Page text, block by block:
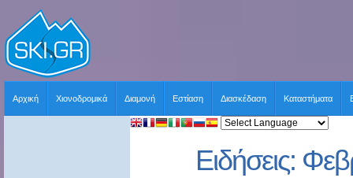
Αρχική Χιονοδρομικά Διαμονή Εστίαση Διασκέδαση Καταστήματα
Ειδήσεις: